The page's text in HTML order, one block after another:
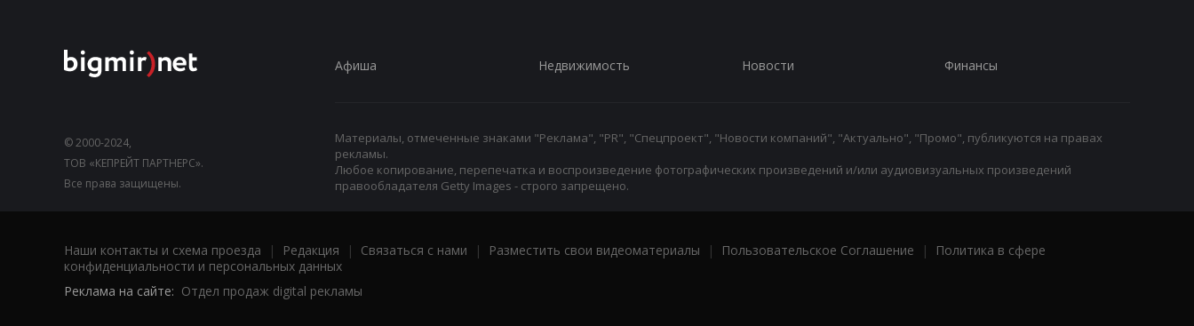
© 2000-2024,
ТОВ «КЕПРЕЙТ ПАРТНЕРС».
Все права защищены.
Афиша Недвижимость Новости Финансы
Материалы, отмеченные знаками "Реклама", "PR", "Спецпроект", "Новости компаний", "Актуально", "Промо", публикуются на правах
рекламы.
Любое копирование, перепечатка и воспроизведение фотографических произведений и/или аудиовизуальных произведений
правообладателя Getty Images - строго запрещено.
Наши контакты и схема проезда | Редакция | Связаться с нами | Разместить свои видеоматериалы | Пользовательское Соглашение |
Политика в сфере
конфиденциальности и персональных данных
Реклама на сайте: Отдел продаж digital рекламы